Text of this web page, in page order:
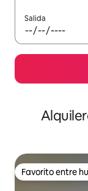
Salida
Favorito entre
Favorito entre